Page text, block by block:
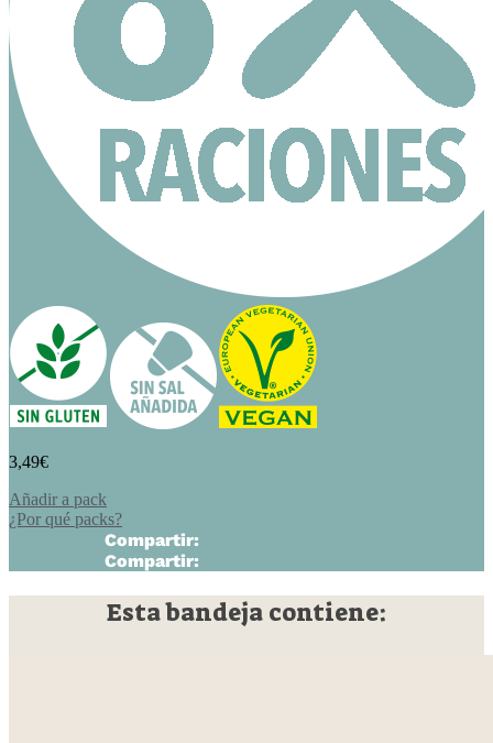
3,49€
Añadir a pack
¿Por qué packs?
Compartir:
Compartir:
Esta bandeja contiene: